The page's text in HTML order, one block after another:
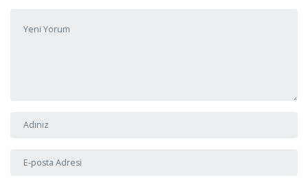
Adı ve Soyadı
E-posta Adresi